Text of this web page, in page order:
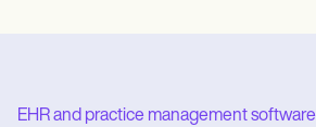
EHR and practice management software